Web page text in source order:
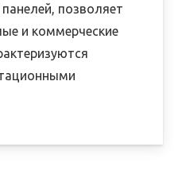
позволяет
и коммерческие